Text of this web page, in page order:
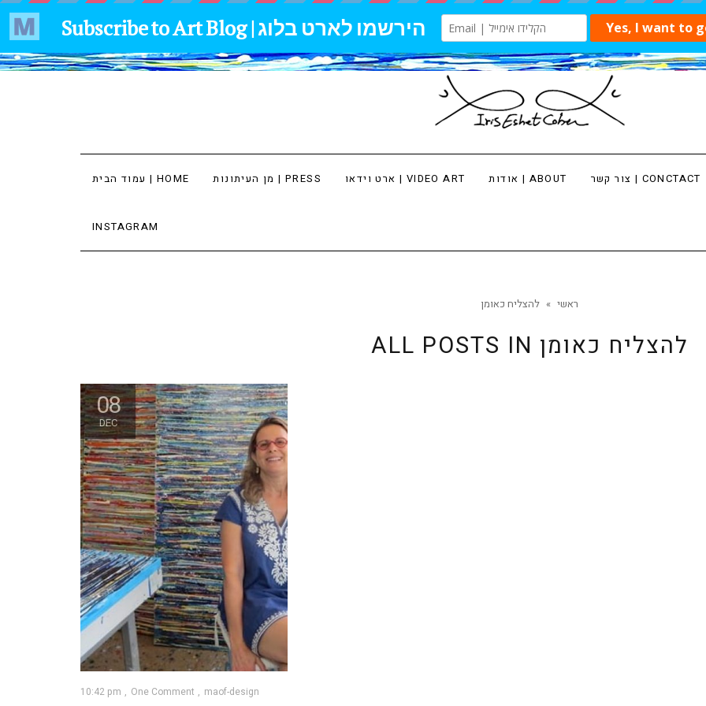
עמוד הבית | HOME מן העיתונות | PRESS ארט וידאו | VIDEO ART אודות | ABOUT צור קשר | CONCTACT
INSTAGRAM
ראשי » להצליח כאומן
ALL POSTS IN להצליח כאומן
08
DEC
10:42 pm One Comment maof-design